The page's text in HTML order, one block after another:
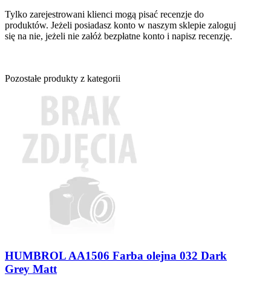
Tylko zarejestrowani klienci mogą pisać recenzje do
produktów. Jeżeli posiadasz konto w naszym sklepie zaloguj
się na nie, jeżeli nie załóż bezpłatne konto i napisz recenzję.
Pozostałe produkty z kategorii
HUMBROL AA1506 Farba olejna 032 Dark
Grey Matt